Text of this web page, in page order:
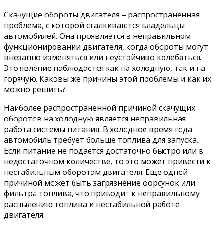
Скачущие обороты двигателя – распространенная
проблема, с которой сталкиваются владельцы
автомобилей. Она проявляется в неправильном
функционировании двигателя, когда обороты могут
внезапно изменяться или неустойчиво колебаться.
Это явление наблюдается как на холодную, так и на
горячую. Каковы же причины этой проблемы и как их
можно решить?
Наиболее распространенной причиной скачущих
оборотов на холодную является неправильная
работа системы питания. В холодное время года
автомобиль требует больше топлива для запуска.
Если питание не подается достаточно быстро или в
недостаточном количестве, то это может привести к
нестабильным оборотам двигателя. Еще одной
причиной может быть загрязнение форсунок или
фильтра топлива, что приводит к неправильному
распылению топлива и нестабильной работе
двигателя.